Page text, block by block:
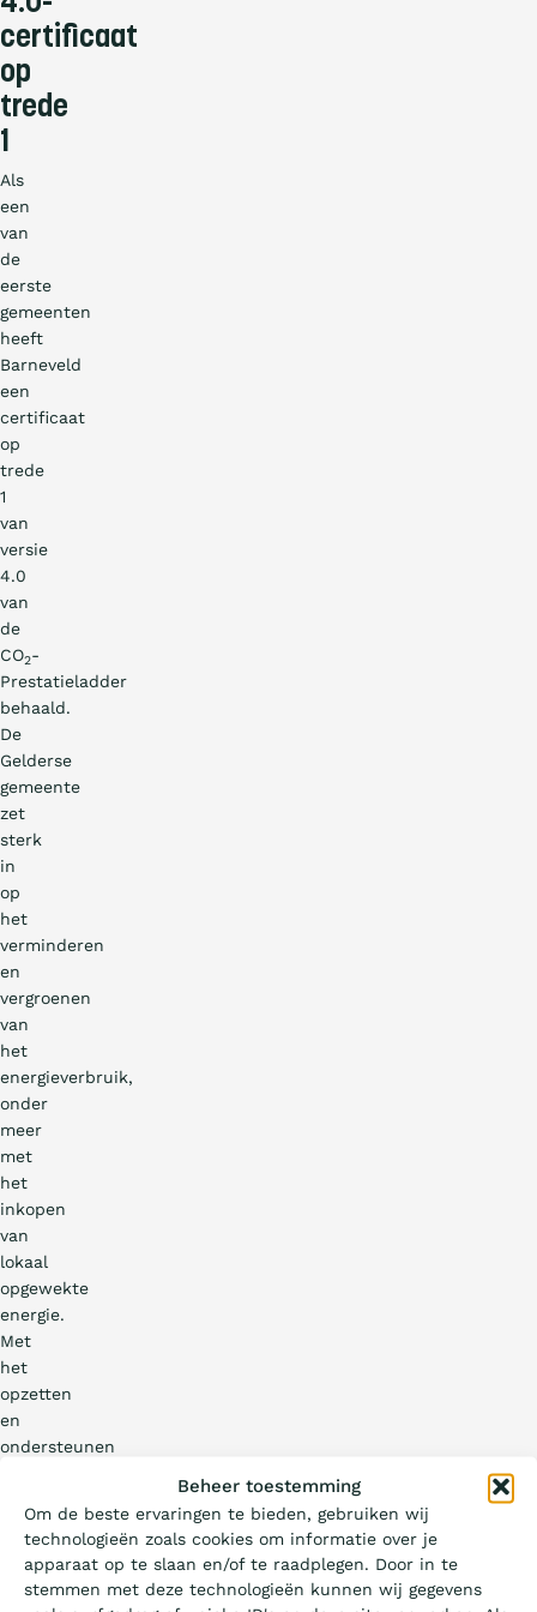
Beheer toestemming
Om de beste ervaringen te bieden, gebruiken wij
technologieën zoals cookies om informatie over je
apparaat op te slaan en/of te raadplegen. Door in te
stemmen met deze technologieën kunnen wij gegevens
certificaat
op
trede
1
Als
een
van
de
eerste
gemeenten
heeft
Barneveld
een
certificaat
op
trede
1
van
versie
4.0
van
de
CO2-
Prestatieladder
behaald.
De
Gelderse
gemeente
zet
sterk
in
op
het
verminderen
en
vergroenen
van
het
energieverbruik,
onder
meer
met
het
inkopen
van
lokaal
opgewekte
energie.
Met
het
opzetten
en
ondersteunen
Wat is de Ladder?
Certificeren